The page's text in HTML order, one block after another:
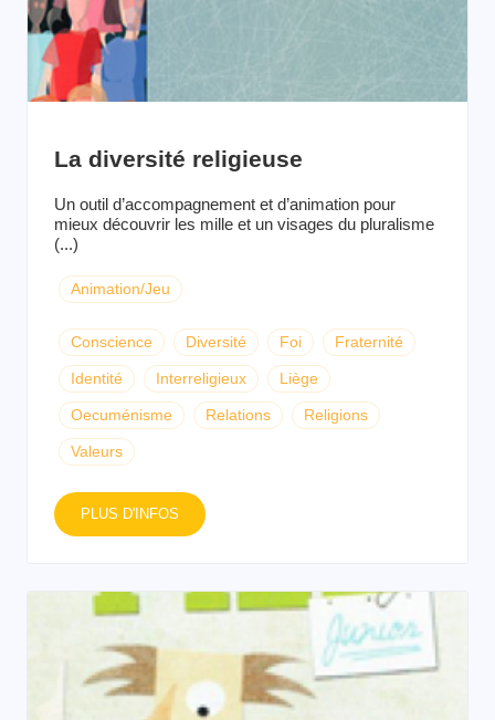
La diversité religieuse
Un outil d’accompagnement et d’animation pour
mieux découvrir les mille et un visages du pluralisme
(...)
Animation/Jeu
Conscience Diversité Foi Fraternité
Identité Interreligieux Liège
Oecuménisme Relations Religions
Valeurs
PLUS D'INFOS